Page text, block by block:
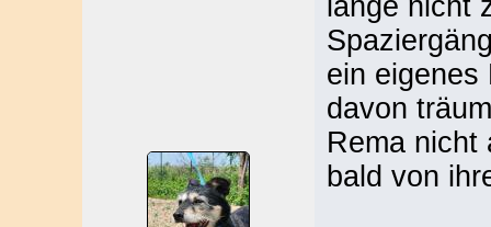
lange nicht
ein
davon
Rema nicht
bald von